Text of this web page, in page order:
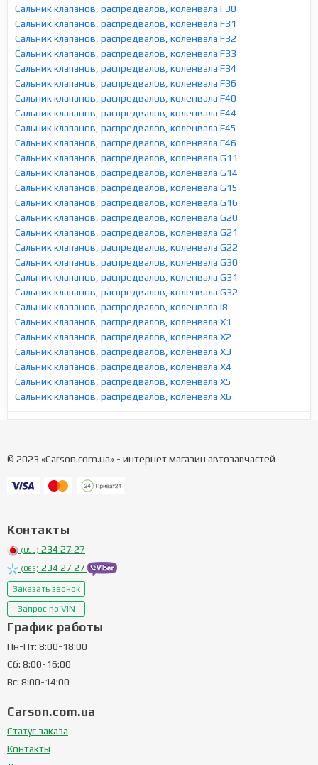
Сальник клапанов, распредвалов, коленвала F30
Сальник клапанов, распредвалов, коленвала F31
Сальник клапанов, распредвалов, коленвала F32
Сальник клапанов, распредвалов, коленвала F33
Сальник клапанов, распредвалов, коленвала F34
Сальник клапанов, распредвалов, коленвала F36
Сальник клапанов, распредвалов, коленвала F40
Сальник клапанов, распредвалов, коленвала F44
Сальник клапанов, распредвалов, коленвала F45
Сальник клапанов, распредвалов, коленвала F46
Сальник клапанов, распредвалов, коленвала G11
Сальник клапанов, распредвалов, коленвала G14
Сальник клапанов, распредвалов, коленвала G15
Сальник клапанов, распредвалов, коленвала G16
Сальник клапанов, распредвалов, коленвала G20
Сальник клапанов, распредвалов, коленвала G21
Сальник клапанов, распредвалов, коленвала G22
Сальник клапанов, распредвалов, коленвала G30
Сальник клапанов, распредвалов, коленвала G31
Сальник клапанов, распредвалов, коленвала G32
Сальник клапанов, распредвалов, коленвала i8
Сальник клапанов, распредвалов, коленвала X1
Сальник клапанов, распредвалов, коленвала X2
Сальник клапанов, распредвалов, коленвала X3
Сальник клапанов, распредвалов, коленвала X4
Сальник клапанов, распредвалов, коленвала X5
Сальник клапанов, распредвалов, коленвала X6
© 2023 «Carson.com.ua» - интернет магазин автозапчастей
Контакты
(095) 234 27 27
(068) 234 27 27
Заказать звонок
Запрос по VIN
График работы
Пн-Пт: 8:00-18:00
Сб: 8:00-16:00
Вс: 8:00-14:00
Carson.com.ua
Статус заказа
Контакты